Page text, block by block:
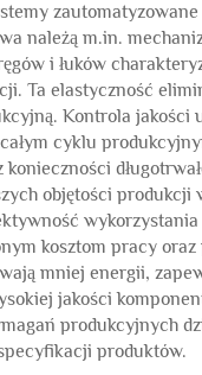
należą m.in.
i łuków
Ta elastyczność
Kontrola jakości
cyklu
objętości
kosztom pracy
mniej energii,
jakości
produkcyjnych
produktów.